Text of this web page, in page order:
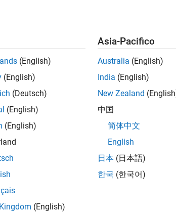
del mondo reale e modelli di simulazione
e sistemi di raffreddamento.
utilizzati in edifici commerciali, impianti
(English)
(English)
(Deutsch)
(English)
(English)
(English)
Asia-Pacifico
Australia (English)
India (English)
New Zealand
中国
简体中文
English
日本 (日本語)
한국 (한국어)